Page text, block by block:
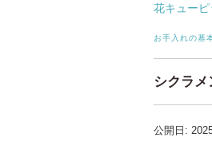
花キューピ
お手入れの基
シクラ
公開日: